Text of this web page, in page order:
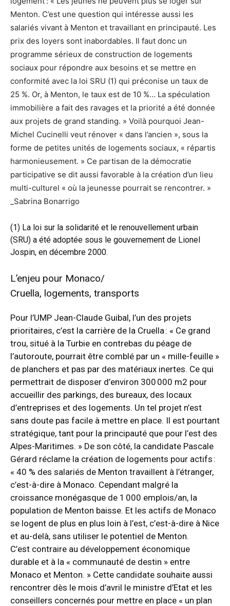
Menton. C’est une question qui intéresse aussi les
salariés vivant à Menton et travaillant en principauté. Les
prix des loyers sont inabordables. Il faut donc un
programme sérieux de construction de logements
sociaux pour répondre aux besoins et se mettre en
conformité avec la loi SRU (1) qui préconise un taux de
25 %. Or, à Menton, le taux est de 10 %… La spéculation
immobilière a fait des ravages et la priorité a été donnée
aux projets de grand standing. » Voilà pourquoi Jean-
Michel Cucinelli veut rénover « dans l’ancien », sous la
forme de petites unités de logements sociaux, « répartis
harmonieusement. » Ce partisan de la démocratie
participative se dit aussi favorable à la création d’un lieu
multi-culturel « où la jeunesse pourrait se rencontrer. »
_Sabrina Bonarrigo
(1) La loi sur la solidarité et le renouvellement urbain
(SRU) a été adoptée sous le gouvernement de Lionel
Jospin, en décembre 2000.
L’enjeu pour Monaco/
Cruella, logements, transports
Pour l’UMP Jean-Claude Guibal, l’un des projets
prioritaires, c’est la carrière de la Cruella : « Ce grand
trou, situé à la Turbie en contrebas du péage de
l’autoroute, pourrait être comblé par un « mille-feuille »
de planchers et pas par des matériaux inertes. Ce qui
permettrait de disposer d’environ 300 000 m2 pour
accueillir des parkings, des bureaux, des locaux
d’entreprises et des logements. Un tel projet n’est
sans doute pas facile à mettre en place. Il est pourtant
stratégique, tant pour la principauté que pour l’est des
Alpes-Maritimes. » De son côté, la candidate Pascale
Gérard réclame la création de logements pour actifs :
« 40 % des salariés de Menton travaillent à l’étranger,
c’est-à-dire à Monaco. Cependant malgré la
croissance monégasque de 1 000 emplois/an, la
population de Menton baisse. Et les actifs de Monaco
se logent de plus en plus loin à l’est, c’est-à-dire à Nice
et au-delà, sans utiliser le potentiel de Menton.
C’est contraire au développement économique
durable et à la « communauté de destin » entre
Monaco et Menton. » Cette candidate souhaite aussi
rencontrer dès le mois d’avril le ministre d’Etat et les
conseillers concernés pour mettre en place « un plan